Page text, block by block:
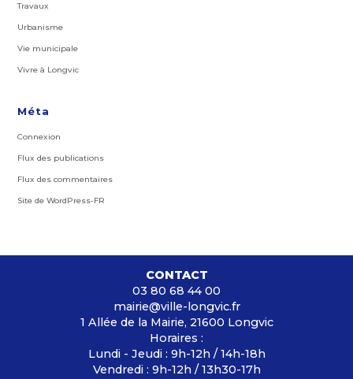
Travaux
Urbanisme
Vie municipale
Vivre à Longvic
Méta
Connexion
Flux des publications
Flux des commentaires
Site de WordPress-FR
CONTACT
03 80 68 44 00
mairie@ville-longvic.fr
1 Allée de la Mairie, 21600 Longvic
Horaires :
Lundi - Jeudi : 9h-12h / 14h-18h
Vendredi : 9h-12h / 13h30-17h